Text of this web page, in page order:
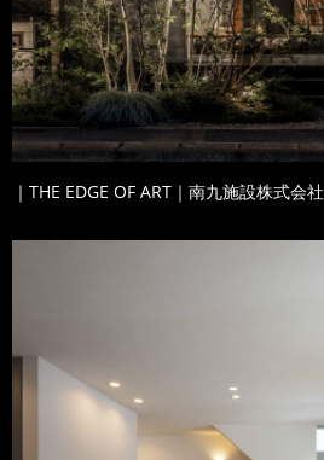
｜THE EDGE OF ART｜南九施設株式会社